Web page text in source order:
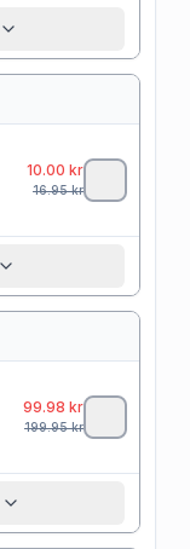
10.00 kr
16.95kr
99.98 kr
199.95kr